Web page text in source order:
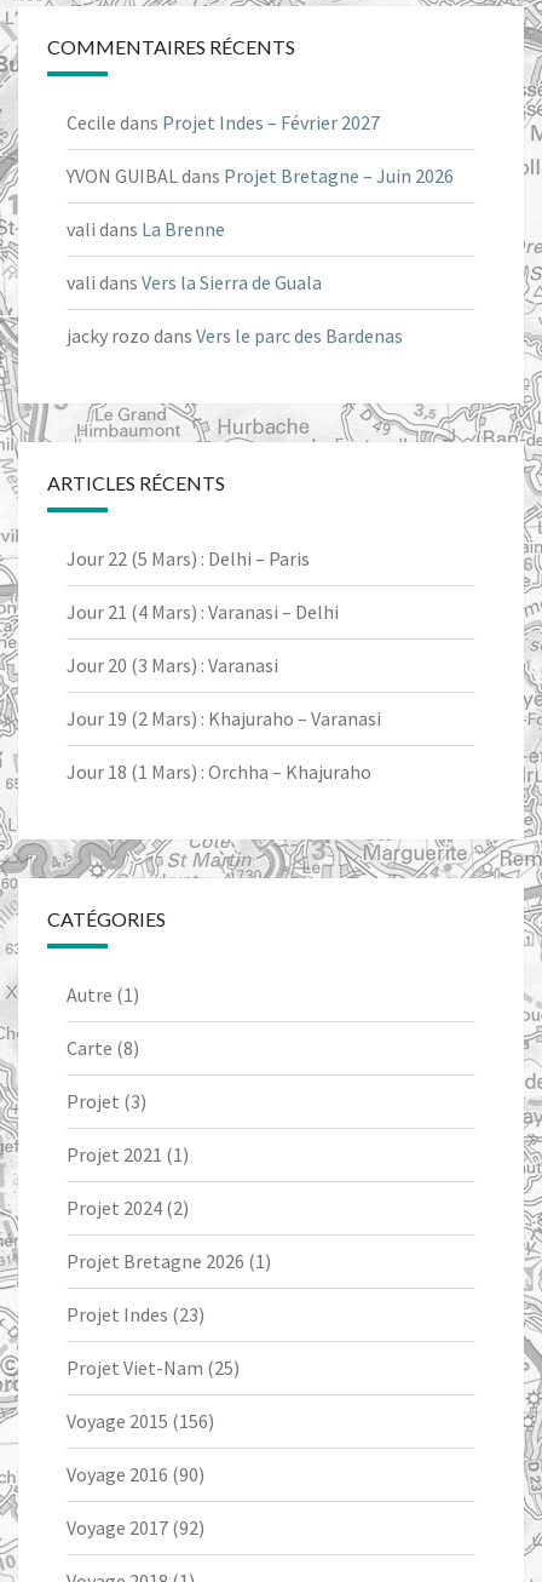
COMMENTAIRES RÉCENTS
Cecile dans Projet Indes – Février 2027
YVON GUIBALdans Projet Bretagne – Juin 2026
vali dans La Brenne
vali dans Vers la Sierra de Guala
jacky rozo dans Vers le parc des Bardenas
ARTICLES RÉCENTS
Jour 22 (5 Mars) : Delhi – Paris
Jour 21 (4 Mars) : Varanasi – Delhi
Jour 20 (3 Mars) : Varanasi
Jour 19 (2 Mars) : Khajuraho – Varanasi
Jour 18 (1 Mars) : Orchha – Khajuraho
CATÉGORIES
Autre (1)
Carte (8)
Projet (3)
Projet 2021 (1)
Projet 2024 (2)
Projet Bretagne 2026 (1)
Projet Indes (23)
Projet Viet-Nam (25)
Voyage 2015 (156)
Voyage 2016 (90)
Voyage 2017 (92)